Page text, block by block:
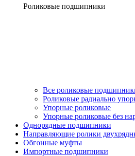
Роликовые подшипники
Все роликовые
Роликовые радиально
Упорные роликовые
Упорные роликовые без
Однорядные подшипники
Направляющие ролики
Обгонные муфты
Импортные подшипники